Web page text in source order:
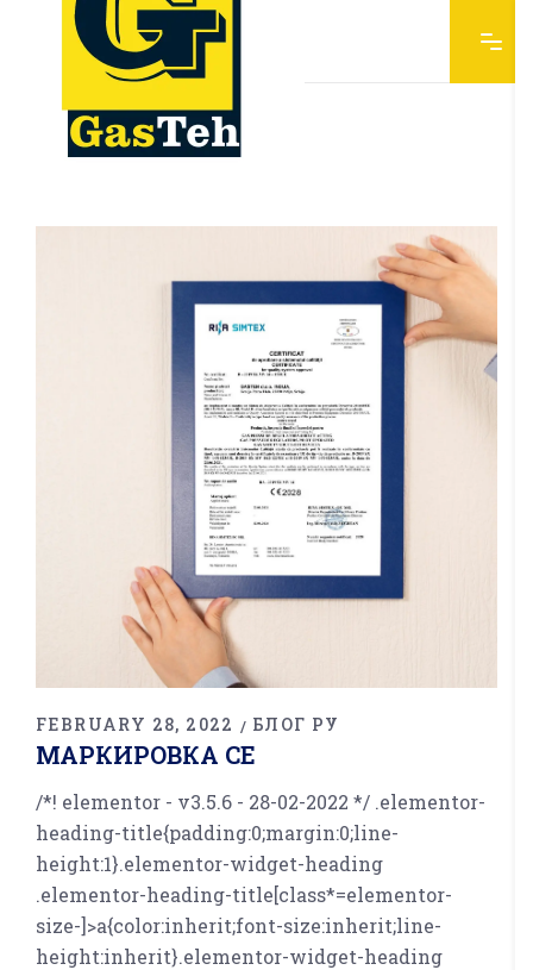
FEBRUARY 28, 2022 БЛОГ РУ
МАРКИРОВКА CE
/*! elementor - v3.5.6 - 28-02-2022 */ .elementor-
heading-title{padding:0;margin:0;line-
height:1}.elementor-widget-heading
.elementor-heading-title[class*=elementor-
size-]>a{color:inherit;font-size:inherit;line-
height:inherit}.elementor-widget-heading